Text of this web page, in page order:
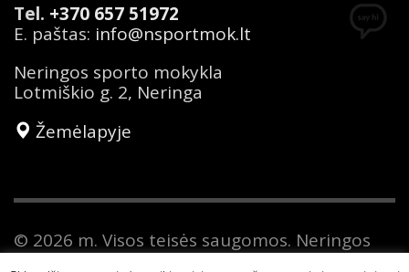
Tel. +370 657 51972
E. paštas: info@nsportmok.lt
Neringos sporto mokykla
Lotmiškio g. 2, Neringa
Žemėlapyje
© 2026 m. Visos teisės saugomos. Neringos
sporto mokykla yra savivaldybės biudžetinė